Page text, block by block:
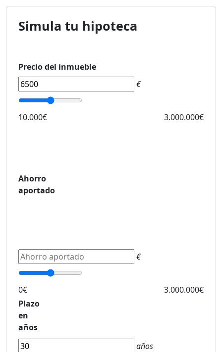
Simula tu hipoteca
Precio del inmueble
€
10.000€ 3.000.000€
Ahorro
aportado
€
0€
3.000.000€
Plazo
en
años
años